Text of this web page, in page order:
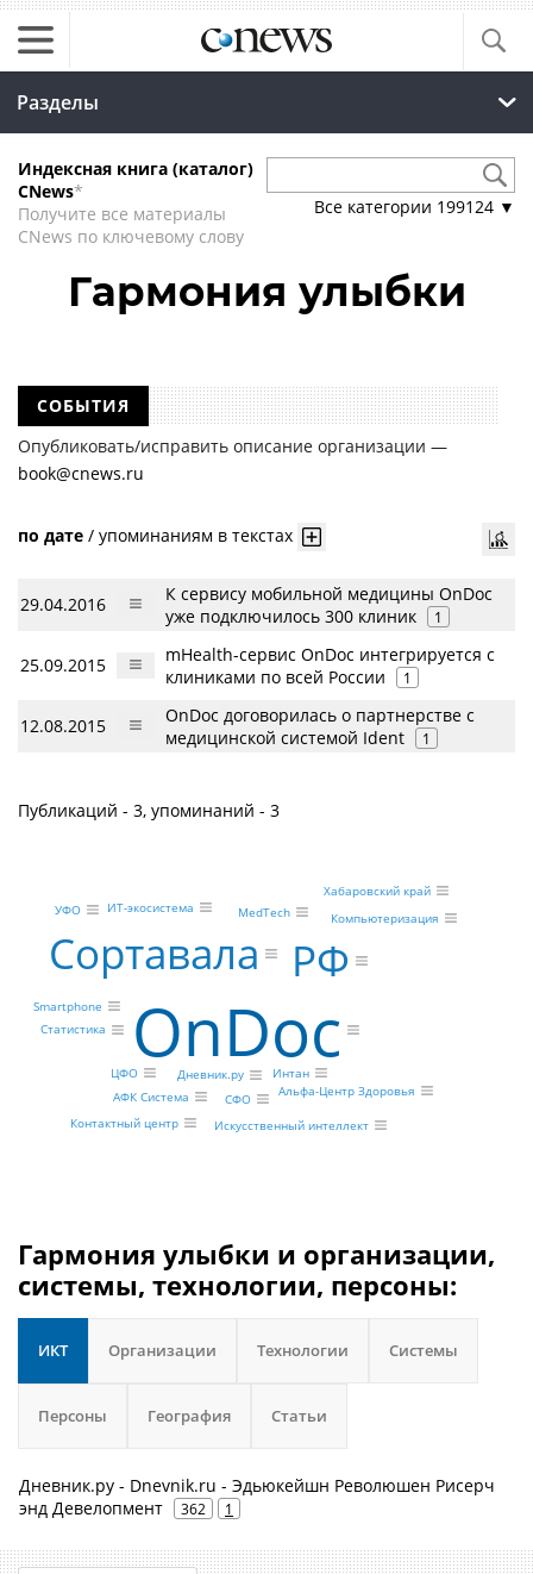
Разделы
Индексная книга (каталог)
CNews*
Получите все материалы
CNews по ключевому слову
Все категории 199124 ▼
Гармония улыбки
СОБЫТИЯ
Опубликовать/исправить описание организации —
book@cnews.ru
по дате / упоминаниям в текстах
29.04.2016
К сервису мобильной медицины OnDoc
уже подключилось 300 клиник
1
25.09.2015
mHealth-сервис OnDoc интегрируется с
клиниками по всей России
1
12.08.2015
OnDoc договорилась о партнерстве с
медицинской системой Ident
1
Публикаций - 3, упоминаний - 3
OnDoc
РФ
Сортавала
Дневник.ру
Альфа-Центр Здоровья
Интан
АФК Система
Контактный центр
Искусственный интеллект
Компьютеризация
MedTech
ИТ-экосистема
Smartphone
СФО
ЦФО
Хабаровский край
УФО
Статистика
Гармония улыбки и организации,
системы, технологии, персоны:
ИКТ Организации Технологии Системы
Персоны География Статьи
Дневник.ру - Dnevnik.ru - Эдьюкейшн Революшен Рисерч
энд Девелопмент
362 1